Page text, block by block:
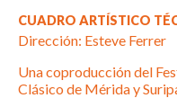
CUADRO ARTÍSTICO
Dirección: Esteve Ferrer
Una coproducción del
Clásico de Mérida y